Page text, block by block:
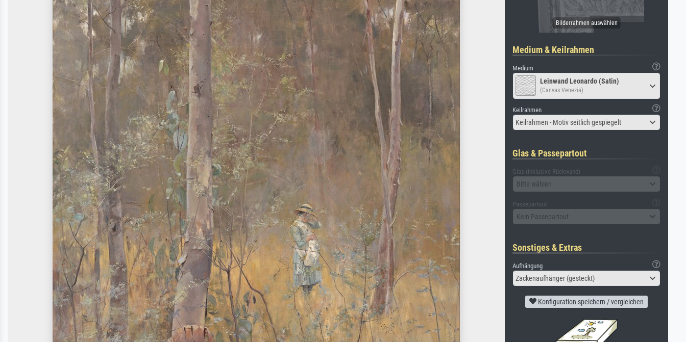
Medium & Keilrahmen
Medium
Leinwand Leonardo (Satin)
(Canvas Venezia)
Keilrahmen
Keilrahmen - Motiv seitlich gespiegelt
Glas & Passepartout
Glas (inklusive Rückwand)
Bitte wählen
Passepartout
Kein Passepartout
Sonstiges & Extras
Aufhängung
Zackenaufhänger (gesteckt)
Konfiguration speichern / vergleichen